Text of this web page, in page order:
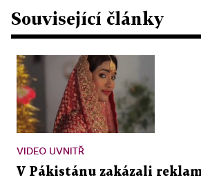
Související články
VIDEO UVNITŘ
V Pákistánu zakázali